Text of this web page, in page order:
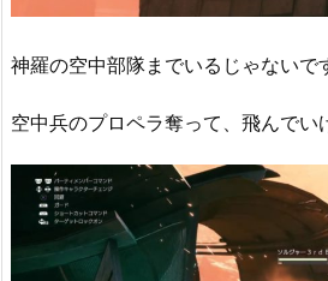
神羅の空中部隊までいるじゃないで
空中兵のプロペラ奪って、飛んでい